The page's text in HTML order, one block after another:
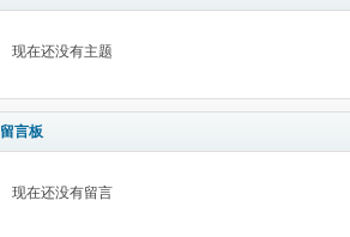
现在还没有主题
留言板
现在还没有留言